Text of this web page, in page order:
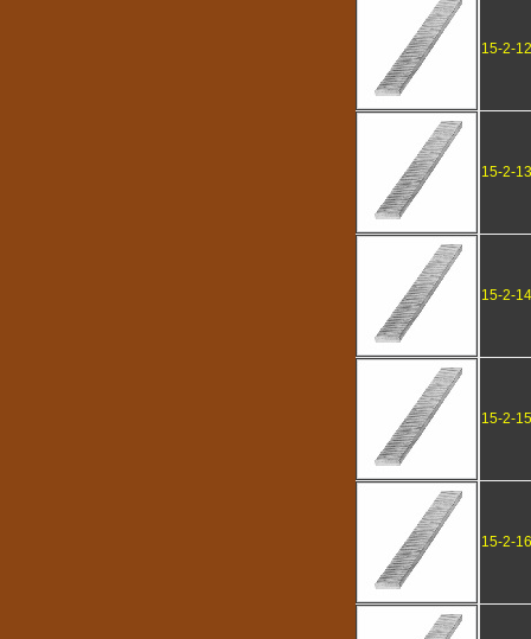
15-2-12
15-2-13
15-2-14
15-2-15
15-2-16